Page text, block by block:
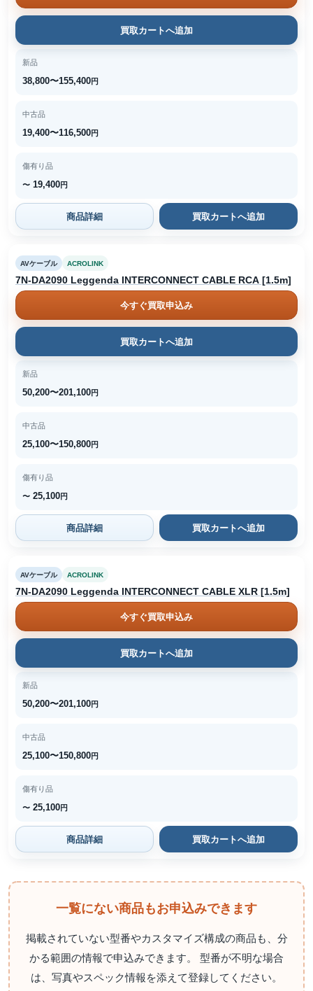
買取カートへ追加
新品
38,800〜155,400円
中古品
19,400〜116,500円
傷有り品
〜 19,400円
商品詳細 買取カートへ追加
AVケーブル ACROLINK
7N-DA2090 Leggenda INTERCONNECT CABLE RCA [1.5m]
今すぐ買取申込み
買取カートへ追加
新品
50,200〜201,100円
中古品
25,100〜150,800円
傷有り品
〜 25,100円
商品詳細 買取カートへ追加
AVケーブル ACROLINK
7N-DA2090 Leggenda INTERCONNECT CABLE XLR [1.5m]
今すぐ買取申込み
買取カートへ追加
新品
50,200〜201,100円
中古品
25,100〜150,800円
傷有り品
〜 25,100円
商品詳細 買取カートへ追加
一覧にない商品もお申込みできます
掲載されていない型番やカスタマイズ構成の商品も、分
かる範囲の情報で申込みできます。 型番が不明な場合
は、写真やスペック情報を添えて登録してください。